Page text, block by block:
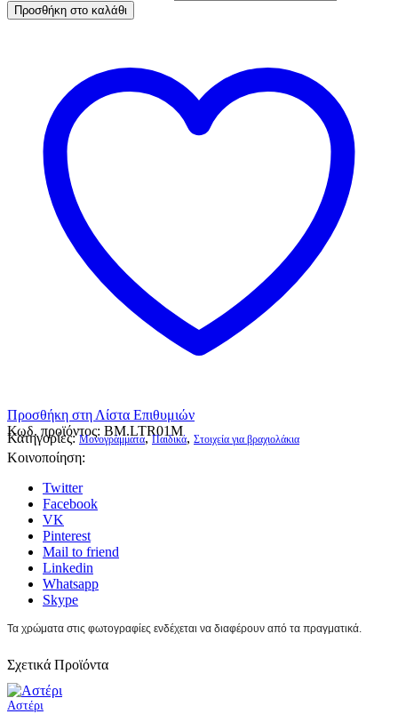
Προσθήκη στο καλάθι
Προσθήκη στη Λίστα Επιθυμιών
Κωδ. προϊόντος: BM.LTR01M
Κατηγορίες:Μονογράμματα,Παιδικά, Στοιχεία για βραχιολάκια
Κοινοποίηση:
Twitter
Facebook
VK
Pinterest
Mail to friend
Linkedin
Whatsapp
Skype
Τα χρώματα στις φωτογραφίες ενδέχεται να διαφέρουν από τα πραγματικά.
Σχετικά Προϊόντα
Αστέρι